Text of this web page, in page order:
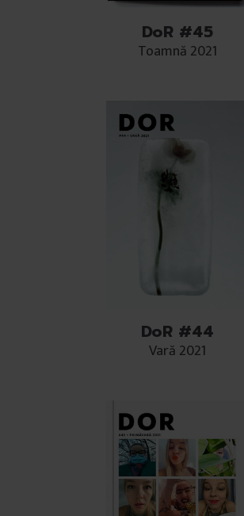
DoR #45
Toamnă 2021
DoR #44
Vară 2021